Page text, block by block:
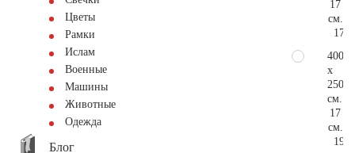
Цветы
Рамки
Ислам
Военные
Машины
Животные
Одежда
Блог
17
см.
400
x
250
см.
17
см.